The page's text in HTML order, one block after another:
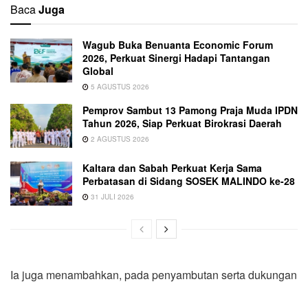
BacaJuga
Wagub Buka Benuanta Economic Forum
2026, Perkuat Sinergi Hadapi Tantangan
Global
5 AGUSTUS 2026
Pemprov Sambut 13 Pamong Praja Muda IPDN
Tahun 2026, Siap Perkuat Birokrasi Daerah
2 AGUSTUS 2026
Kaltara dan Sabah Perkuat Kerja Sama
Perbatasan di Sidang SOSEK MALINDO ke-28
31 JULI 2026
Ia juga menambahkan, pada penyambutan serta dukungan